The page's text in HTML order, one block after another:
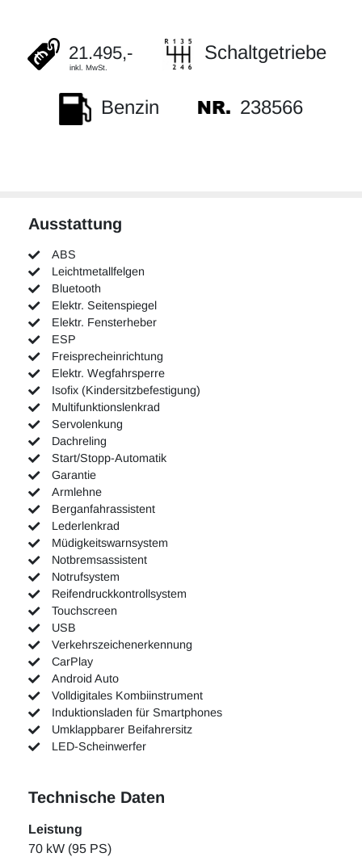
21.495,-
inkl. MwSt.
Schaltgetriebe
Benzin 238566
Ausstattung
ABS
Leichtmetallfelgen
Bluetooth
Elektr. Seitenspiegel
Elektr. Fensterheber
ESP
Freisprecheinrichtung
Elektr. Wegfahrsperre
Isofix (Kindersitzbefestigung)
Multifunktionslenkrad
Servolenkung
Dachreling
Start/Stopp-Automatik
Garantie
Armlehne
Berganfahrassistent
Lederlenkrad
Müdigkeitswarnsystem
Notbremsassistent
Notrufsystem
Reifendruckkontrollsystem
Touchscreen
USB
Verkehrszeichenerkennung
CarPlay
Android Auto
Volldigitales Kombiinstrument
Induktionsladen für Smartphones
Umklappbarer Beifahrersitz
LED-Scheinwerfer
Technische Daten
Leistung
70 kW (95 PS)